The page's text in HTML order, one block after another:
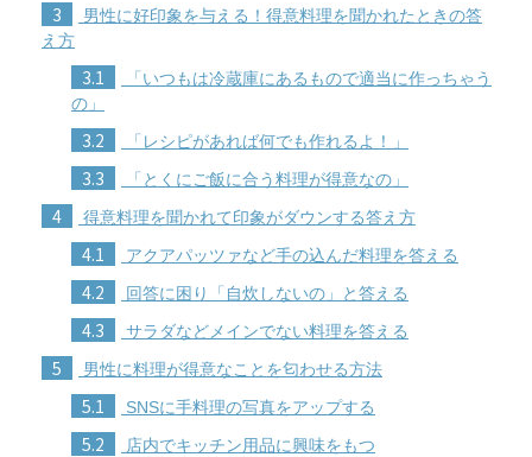
3
男性に好印象を与える！得意料理を聞かれたときの答
え方
3.1
「いつもは冷蔵庫にあるもので適当に作っちゃう
の」
3.2 「レシピがあれば何でも作れるよ！」
3.3 「とくにご飯に合う料理が得意なの」
4 得意料理を聞かれて印象がダウンする答え方
4.1 アクアパッツァなど手の込んだ料理を答える
4.2 回答に困り「自炊しないの」と答える
4.3 サラダなどメインでない料理を答える
5 男性に料理が得意なことを匂わせる方法
5.1 SNSに手料理の写真をアップする
5.2 店内でキッチン用品に興味をもつ